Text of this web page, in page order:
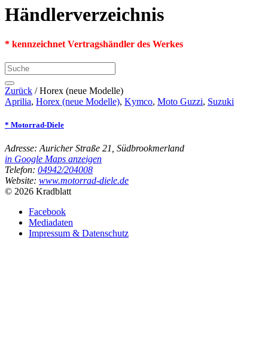
Händlerverzeichnis
* kennzeichnet Vertragshändler des Werkes
Zurück /Horex (neue Modelle)
Aprilia, Horex (neue Modelle), Kymco, Moto Guzzi, Suzuki
* Motorrad-Diele
Adresse: Auricher Straße 21, Südbrookmerland
in Google Maps anzeigen
Telefon: 04942/204008
Website: www.motorrad-diele.de
© 2026 Kradblatt
Facebook
Mediadaten
Impressum & Datenschutz